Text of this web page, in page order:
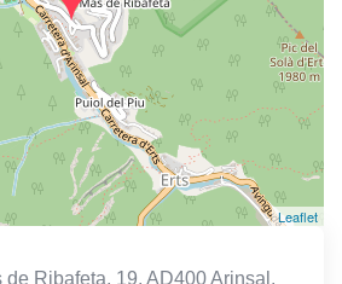
Leaflet
de Ribafeta, 19, AD400 Arinsal,